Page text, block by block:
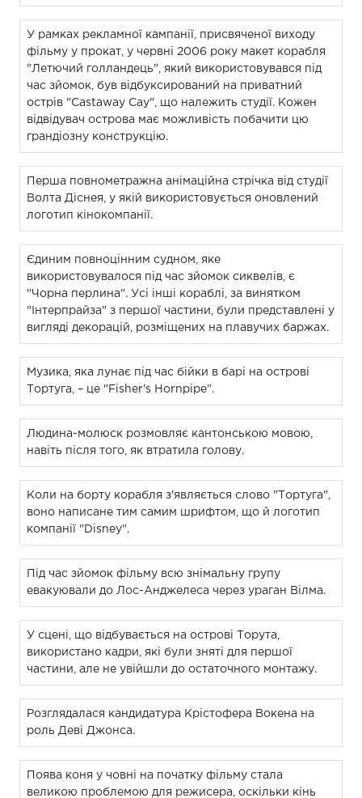
У рамках рекламної кампанії, присвяченої виходу
фільму у прокат, у червні 2006 року макет корабля
"Летючий голландець", який використовувався під
час зйомок, був відбуксирований на приватний
острів "Castaway Cay", що належить студії. Кожен
відвідувач острова має можливість побачити цю
грандіозну конструкцію.
Перша повнометражна анімаційна стрічка від студії
Волта Діснея, у якій використовується оновлений
логотип кінокомпанії.
Єдиним повноцінним судном, яке
використовувалося під час зйомок сиквелів, є
"Чорна перлина". Усі інші кораблі, за винятком
"Інтерпрайза" з першої частини, були представлені у
вигляді декорацій, розміщених на плавучих баржах.
Музика, яка лунає під час бійки в барі на острові
Тортуга, – це "Fisher's Hornpipe".
Людина-молюск розмовляє кантонською мовою,
навіть після того, як втратила голову.
Коли на борту корабля з'являється слово "Тортуга",
воно написане тим самим шрифтом, що й логотип
компанії "Disney".
Під час зйомок фільму всю знімальну групу
евакуювали до Лос-Анджелеса через ураган Вілма.
У сцені, що відбувається на острові Торута,
використано кадри, які були зняті для першої
частини, але не увійшли до остаточного монтажу.
Розглядалася кандидатура Крістофера Вокена на
роль Деві Джонса.
Поява коня у човні на початку фільму стала
великою проблемою для режисера, оскільки кінь